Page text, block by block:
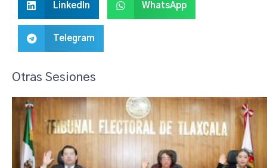
LinkedIn WhatsApp
Telegram
Otras Sesiones